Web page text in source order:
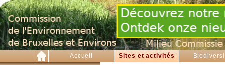
Accueil Sites et activités